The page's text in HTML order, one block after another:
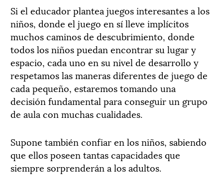
Si el educador plantea juegos interesantes a los
niños, donde el juego en sí lleve implícitos
muchos caminos de descubrimiento, donde
todos los niños puedan encontrar su lugar y
espacio, cada uno en su nivel de desarrollo y
respetamos las maneras diferentes de juego de
cada pequeño, estaremos tomando una
decisión fundamental para conseguir un grupo
de aula con muchas cualidades.
Supone también confiar en los niños, sabiendo
que ellos poseen tantas capacidades que
siempre sorprenderán a los adultos.